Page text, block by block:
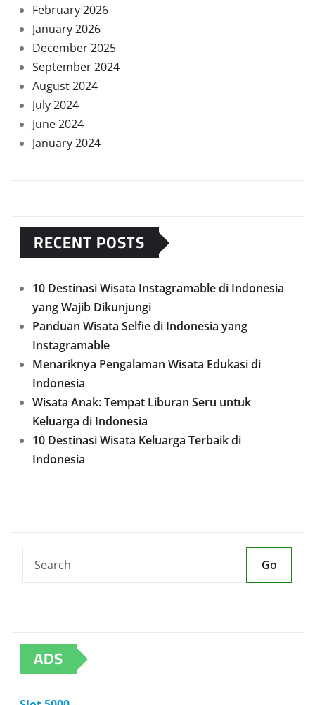
February 2026
January 2026
December 2025
September 2024
August 2024
July 2024
June 2024
January 2024
RECENT POSTS
10 Destinasi Wisata Instagramable di Indonesia
yang Wajib Dikunjungi
Panduan Wisata Selfie di Indonesia yang
Instagramable
Menariknya Pengalaman Wisata Edukasi di
Indonesia
Wisata Anak: Tempat Liburan Seru untuk
Keluarga di Indonesia
10 Destinasi Wisata Keluarga Terbaik di
Indonesia
Go
ADS